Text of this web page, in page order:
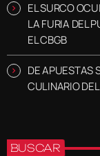
EL SURCO
LA FURIA DEL
EL CBGB
DE APUESTAS
CULINARIO
BUSCAR